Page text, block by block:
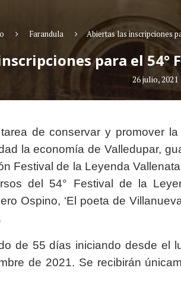
Farandula Abiertas las inscripciones
para el 54°
26 julio, 2021
de conservar y promover la
la economía de Valledupar,
Festival de la Leyenda
del 54° Festival de la
Ospino, ‘El poeta de
de 55 días iniciando desde el
de 2021. Se recibirán